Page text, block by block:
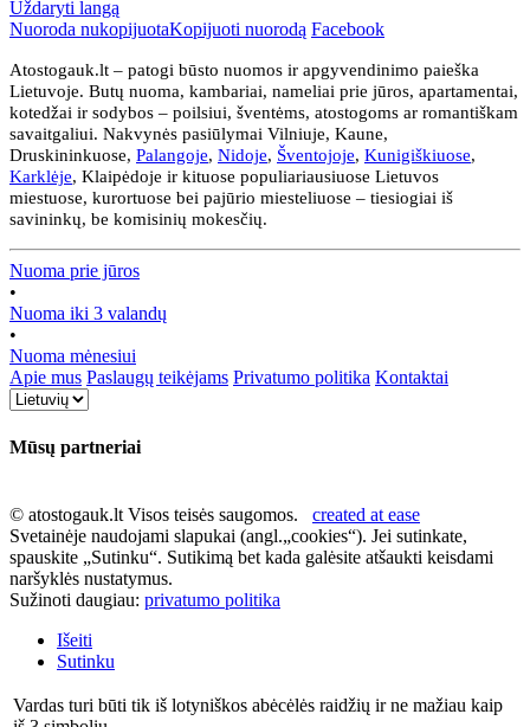
Uždaryti langą
Nuoroda nukopijuotaKopijuoti nuorodą Facebook
Atostogauk.lt – patogi būsto nuomos ir apgyvendinimo paieška
Lietuvoje. Butų nuoma, kambariai, nameliai prie jūros, apartamentai,
kotedžai ir sodybos – poilsiui, šventėms, atostogoms ar romantiškam
savaitgaliui. Nakvynės pasiūlymai Vilniuje, Kaune,
Druskininkuose, Palangoje, Nidoje, Šventojoje, Kunigiškiuose,
Karklėje, Klaipėdoje ir kituose populiariausiuose Lietuvos
miestuose, kurortuose bei pajūrio miesteliuose – tiesiogiai iš
savininkų, be komisinių mokesčių.
Nuoma prie jūros
•
Nuoma iki 3 valandų
•
Nuoma mėnesiui
Apie mus Paslaugų teikėjams Privatumo politika Kontaktai
Mūsų partneriai
© atostogauk.lt Visos teisės saugomos. created at ease
Svetainėje naudojami slapukai (angl.„cookies“). Jei sutinkate,
spauskite „Sutinku“. Sutikimą bet kada galėsite atšaukti keisdami
naršyklės nustatymus.
Sužinoti daugiau: privatumo politika
Išeiti
Sutinku
Vardas turi būti tik iš lotyniškos abėcėlės raidžių ir ne mažiau kaip